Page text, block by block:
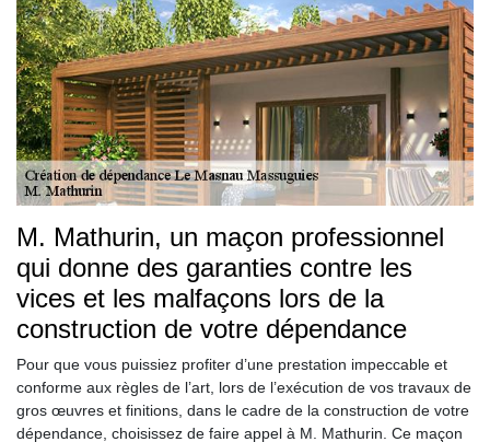
M. Mathurin, un maçon professionnel
qui donne des garanties contre les
vices et les malfaçons lors de la
construction de votre dépendance
Pour que vous puissiez profiter d’une prestation impeccable et
conforme aux règles de l’art, lors de l’exécution de vos travaux de
gros œuvres et finitions, dans le cadre de la construction de votre
dépendance, choisissez de faire appel à M. Mathurin. Ce maçon